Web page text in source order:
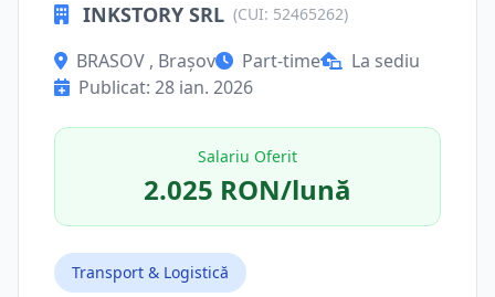
INKSTORY SRL (CUI: 52465262)
BRASOV , Brașov Part-time
La sediu
Publicat: 28 ian. 2026
Salariu Oferit
2.025 RON/lună
Transport & Logistică